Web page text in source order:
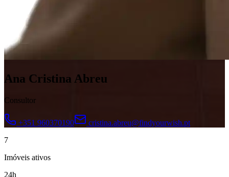
Ana Cristina Abreu
Consultor
+351 960370190
cristina.abreu@findyourwish.pt
7
Imóveis ativos
24h